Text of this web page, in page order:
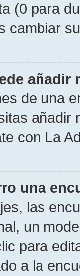
(0 para
cambiar
añadir
de una
añadir
con La
una
las
un
para
a la